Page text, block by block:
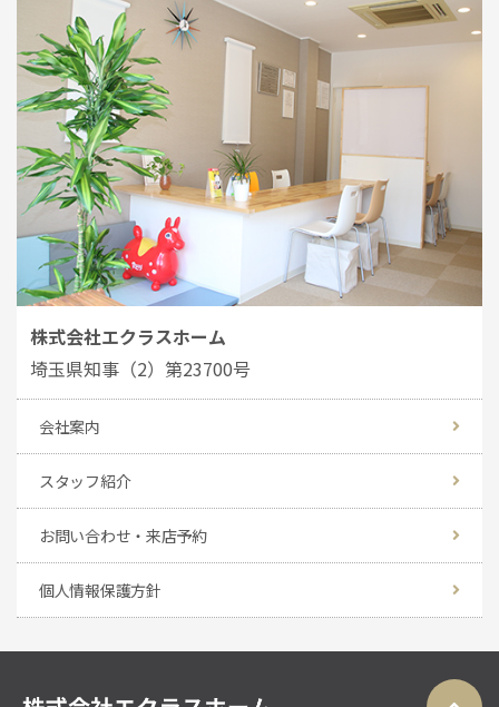
株式会社エクラスホーム
埼玉県知事（2）第23700号
会社案内
スタッフ紹介
お問い合わせ・来店予約
個人情報保護方針